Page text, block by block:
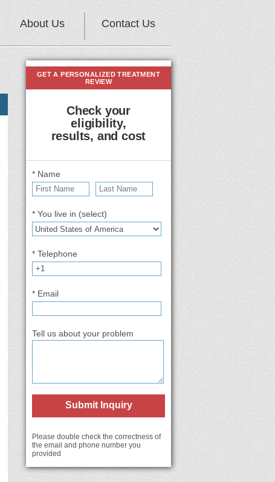
About Us Contact Us
GET A PERSONALIZED TREATMENT
REVIEW
Check your
eligibility,
results, and cost
* Name
* You live in (select)
* Telephone
* Email
Tell us about your problem
Submit Inquiry
Please double check the correctness of
the email and phone number you
provided